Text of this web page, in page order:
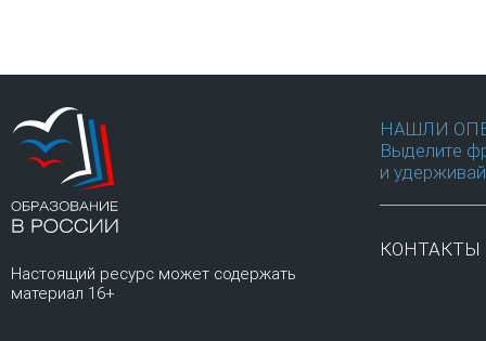
Настоящий ресурс может содержать
материал 16+
НАШЛИ
Выделите
и
КОНТАКТЫ